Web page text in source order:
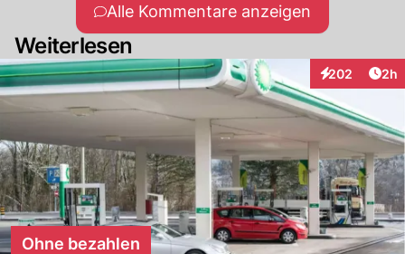
Alle Kommentare anzeigen
Weiterlesen
202
Interaktionen
2h
Ohne bezahlen